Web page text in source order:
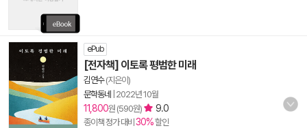
ePub
[전자책] 이토록 평범한 미래
김연수(지은이)
문학동네
2022년 10월
11,800원 (590원) 9.0
종이책 정가 대비 30%할인